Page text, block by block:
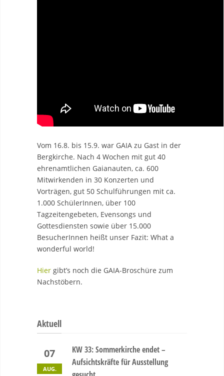
Vom 16.8. bis 15.9. war GAIA zu Gast in der
Bergkirche. Nach 4 Wochen mit gut 40
ehrenamtlichen Gaianauten, ca. 600
Mitwirkenden in 30 Konzerten und
Vorträgen, gut 50 Schulführungen mit ca.
1.000 SchülerInnen, über 100
Tagzeitengebeten, Evensongs und
Gottesdiensten sowie über 15.000
BesucherInnen heißt unser Fazit: What a
wonderful world!
Hier gibt’s noch die GAIA-Broschüre zum
Nachstöbern.
Aktuell
07
AUG.
KW 33: Sommerkirche endet –
Aufsichtskräfte für Ausstellung